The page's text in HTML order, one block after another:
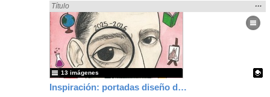
Inspiración: portadas diseño de agenda escolar
Encontrado «Diseño» en:
Título
la
…
13 imágenes